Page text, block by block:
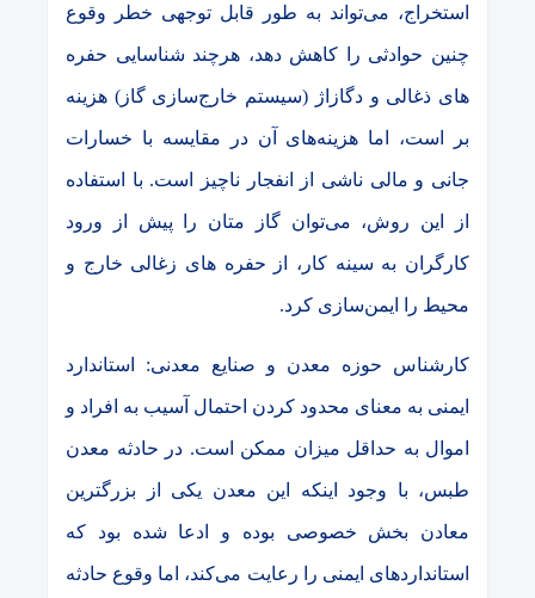
استخراج، می‌تواند به طور قابل توجهی خطر وقوع
چنین حوادثی را کاهش دهد، هرچند شناسایی حفره
های ذغالی و دگازاژ (سیستم خارج‌سازی گاز) هزینه
بر است، اما هزینه‌های آن در مقایسه با خسارات
جانی و مالی ناشی از انفجار ناچیز است. با استفاده
از این روش، می‌توان گاز متان را پیش از ورود
کارگران به سینه کار، از حفره های زغالی خارج و
محیط را ایمن‌سازی کرد.
کارشناس حوزه معدن و صنایع معدنی: استاندارد
ایمنی به معنای محدود کردن احتمال آسیب به افراد و
اموال به حداقل میزان ممکن است. در حادثه معدن
طبس، با وجود اینکه این معدن یکی از بزرگترین
معادن بخش خصوصی بوده و ادعا شده بود که
استانداردهای ایمنی را رعایت می‌کند، اما وقوع حادثه